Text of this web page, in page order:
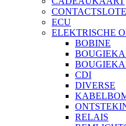
ECU
ELEKTRISCHE
BOBINE
CDI
DIVERSE
RELAIS